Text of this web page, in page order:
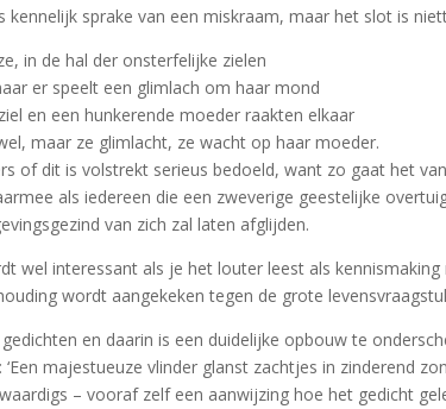
kennelijk sprake van een miskraam, maar het slot is
in de hal der onsterfelijke zielen
er speelt een glimlach om haar mond
en een hunkerende moeder raakten elkaar
maar ze glimlacht, ze wacht op haar moeder.
of dit is volstrekt serieus bedoeld, want zo gaat het
als iedereen die een zweverige geestelijke
van zich zal laten afglijden.
wel interessant als je het louter leest als
wordt aangekeken tegen de grote
en daarin is een duidelijke opbouw te
‘Een majestueuze vlinder glanst zachtjes in zinderend
– vooraf zelf een aanwijzing hoe het gedicht